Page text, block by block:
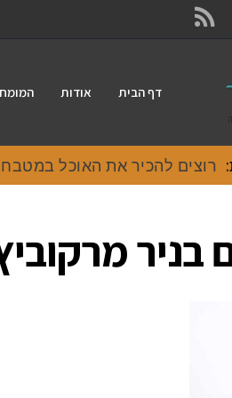
דף הבית אודות
רוצים להכיר את האוכל במטבח
בניר